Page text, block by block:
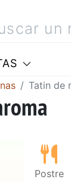
Tatin de
Postre